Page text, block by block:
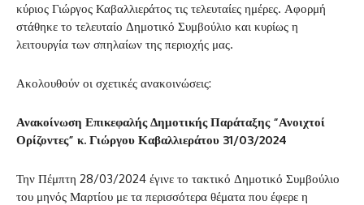
κύριος Γιώργος Καβαλλιεράτος τις τελευταίες ημέρες. Αφορμή
στάθηκε το τελευταίο Δημοτικό Συμβούλιο και κυρίως η
λειτουργία των σπηλαίων της περιοχής μας.
Ακολουθούν οι σχετικές ανακοινώσεις:
Ανακοίνωση Επικεφαλής Δημοτικής Παράταξης “Ανοιχτοί
Ορίζοντες” κ. Γιώργου Καβαλλιεράτου 31/03/2024
Την Πέμπτη 28/03/2024 έγινε το τακτικό Δημοτικό Συμβούλιο
του μηνός Μαρτίου με τα περισσότερα θέματα που έφερε η